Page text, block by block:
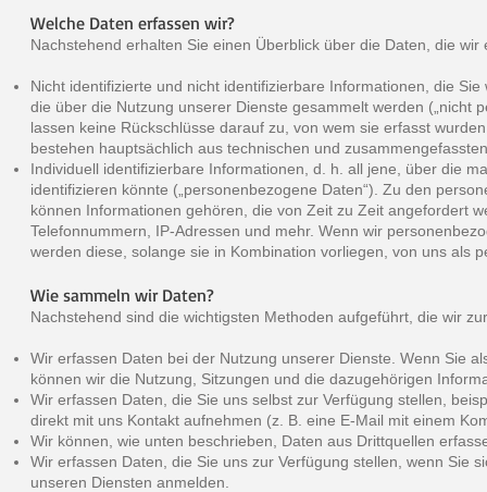
Welche Daten erfassen wir?
Nachstehend erhalten Sie einen Überblick über die Daten, die wir
Nicht identifizierte und nicht identifizierbare Informationen, die
die über die Nutzung unserer Dienste gesammelt werden („nicht
lassen keine Rückschlüsse darauf zu, von wem sie erfasst
bestehen hauptsächlich aus technischen und
Individuell identifizierbare Informationen, d. h. all jene, über die
identifizieren könnte („personenbezogene Daten“). Zu den
können Informationen gehören, die von Zeit zu Zeit angefordert
Telefonnummern, IP-Adressen und mehr. Wenn wir
werden diese, solange sie in Kombination vorliegen, von uns als
Wie sammeln wir Daten?
Nachstehend sind die wichtigsten Methoden aufgeführt, die wir
Wir erfassen Daten bei der Nutzung unserer Dienste. Wenn Sie
können wir die Nutzung, Sitzungen und die dazugehörigen
Wir erfassen Daten, die Sie uns selbst zur Verfügung stellen,
direkt mit uns Kontakt aufnehmen (z. B. eine E-Mail mit einem
Wir können, wie unten beschrieben, Daten aus Drittquellen
Wir erfassen Daten, die Sie uns zur Verfügung stellen, wenn Sie
unseren Diensten anmelden.